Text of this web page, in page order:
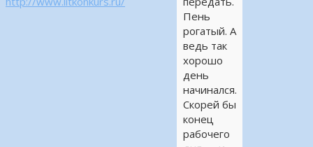
Пень
рогатый. А
ведь так
хорошо
день
начинался.
Скорей бы
конец
рабочего